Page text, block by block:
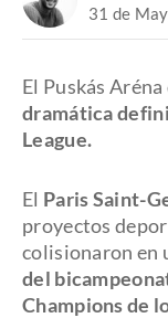
31 de
El Puskás
dramática
League.
El Paris Saint-
proyectos
colisionaron en
del
Champions de